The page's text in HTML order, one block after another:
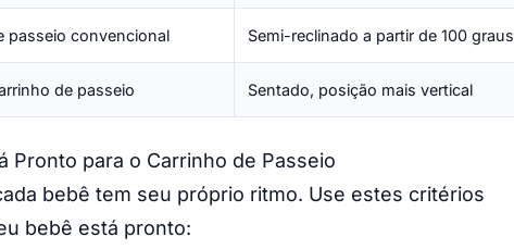
passeio convencional Semi-reclinado a partir de 100 graus
de passeio Sentado, posição mais vertical
Pronto para o Carrinho de Passeio
bebê tem seu próprio ritmo. Use estes critérios
bebê está pronto: